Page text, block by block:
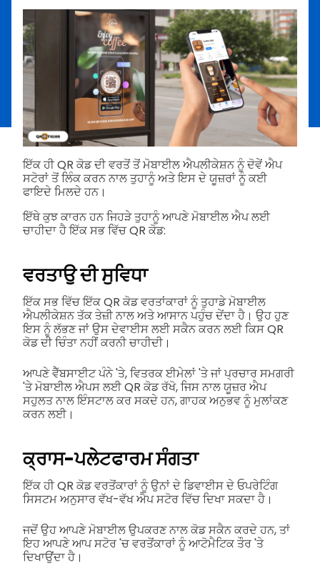
ਇੱਕ ਹੀ QR ਕੋਡ ਦੀ ਵਰਤੋਂ ਤੋਂ ਮੋਬਾਈਲ ਐਪਲੀਕੇਸ਼ਨ ਨੂੰ ਦੋਵੇਂ ਐਪ
ਸਟੋਰਾਂ ਤੋਂ ਲਿੰਕ ਕਰਨ ਨਾਲ ਤੁਹਾਨੂੰ ਅਤੇ ਇਸ ਦੇ ਯੂਜ਼ਰਾਂ ਨੂੰ ਕਈ
ਫਾਇਦੇ ਮਿਲਦੇ ਹਨ।
ਇੱਥੇ ਕੁਝ ਕਾਰਨ ਹਨ ਜਿਹੜੇ ਤੁਹਾਨੂੰ ਆਪਣੇ ਮੋਬਾਈਲ ਐਪ ਲਈ
ਚਾਹੀਦਾ ਹੈ ਇੱਕ ਸਭ ਵਿੱਚ QR ਕੋਡ:
ਵਰਤਾਉ ਦੀ ਸੁਵਿਧਾ
ਇੱਕ ਸਭ ਵਿੱਚ ਇੱਕ QR ਕੋਡ ਵਰਤਾਂਕਾਰਾਂ ਨੂੰ ਤੁਹਾਡੇ ਮੋਬਾਈਲ
ਐਪਲੀਕੇਸ਼ਨ ਤੱਕ ਤੇਜ਼ੀ ਨਾਲ ਅਤੇ ਆਸਾਨ ਪਹੁੰਚ ਦੇਂਦਾ ਹੈ। ਉਹ ਹੁਣ
ਇਸ ਨੂੰ ਲੱਭਣ ਜਾਂ ਉਸ ਦੇਵਾਈਸ ਲਈ ਸਕੈਨ ਕਰਨ ਲਈ ਕਿਸ QR
ਕੋਡ ਦੀ ਚਿੰਤਾ ਨਹੀਂ ਕਰਨੀ ਚਾਹੀਦੀ।
ਆਪਣੇ ਵੈੱਬਸਾਈਟ ਪੰਨੇ 'ਤੇ, ਵਿਤਰਕ ਈਮੇਲਾਂ 'ਤੇ ਜਾਂ ਪ੍ਰਚਾਰ ਸਮਗਰੀ
'ਤੇ ਮੋਬਾਈਲ ਐਪਸ ਲਈ QR ਕੋਡ ਰੱਖੋ, ਜਿਸ ਨਾਲ ਯੂਜ਼ਰ ਐਪ
ਸਹੁਲਤ ਨਾਲ ਇੰਸਟਾਲ ਕਰ ਸਕਦੇ ਹਨ, ਗਾਹਕ ਅਨੁਭਵ ਨੂੰ ਮੁਲਾਂਕਣ
ਕਰਨ ਲਈ।
ਕ੍ਰਾਸ-ਪਲੇਟਫਾਰਮ ਸੰਗਤਾ
ਇੱਕ ਹੀ QR ਕੋਡ ਵਰਤੋਂਕਾਰਾਂ ਨੂੰ ਉਨਾਂ ਦੇ ਡਿਵਾਈਸ ਦੇ ਓਪਰੇਟਿੰਗ
ਸਿਸਟਮ ਅਨੁਸਾਰ ਵੱਖ-ਵੱਖ ਐਪ ਸਟੋਰ ਵਿੱਚ ਦਿਖਾ ਸਕਦਾ ਹੈ।
ਜਦੋਂ ਉਹ ਆਪਣੇ ਮੋਬਾਈਲ ਉਪਕਰਣ ਨਾਲ ਕੋਡ ਸਕੈਨ ਕਰਦੇ ਹਨ, ਤਾਂ
ਇਹ ਆਪਣੇ ਆਪ ਸਟੋਰ 'ਚ ਵਰਤੋਂਕਾਰਾਂ ਨੂੰ ਆਟੋਮੈਟਿਕ ਤੌਰ 'ਤੇ
ਦਿਖਾਉਂਦਾ ਹੈ।